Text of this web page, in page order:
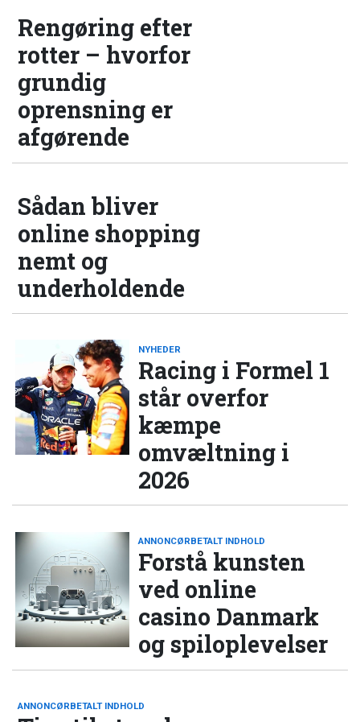
Rengøring efter
rotter – hvorfor
grundig
oprensning er
afgørende
Sådan bliver
online shopping
nemt og
underholdende
NYHEDER
Racing i Formel 1
står overfor
kæmpe
omvæltning i
2026
ANNONCØRBETALT INDHOLD
Forstå kunsten
ved online
casino Danmark
og spiloplevelser
ANNONCØRBETALT INDHOLD